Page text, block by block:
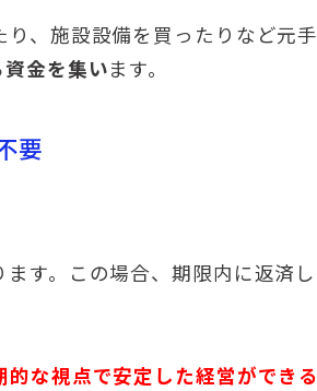
、施設設備を買ったりなど元手
金を集います。
要
す。この場合、期限内に返済し
的な視点で安定した経営ができる